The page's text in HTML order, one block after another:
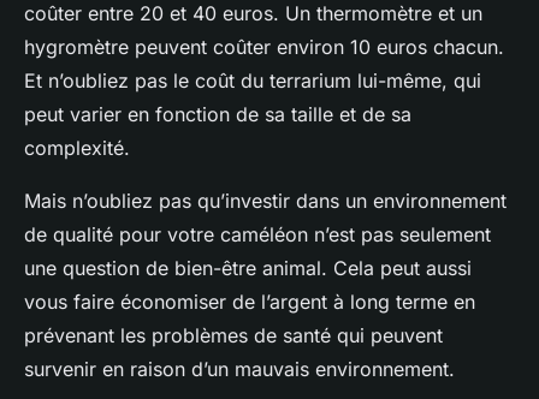
coûter entre 20 et 40 euros. Un thermomètre et un
hygromètre peuvent coûter environ 10 euros chacun.
Et n’oubliez pas le coût du terrarium lui-même, qui
peut varier en fonction de sa taille et de sa
complexité.
Mais n’oubliez pas qu’investir dans un environnement
de qualité pour votre caméléon n’est pas seulement
une question de bien-être animal. Cela peut aussi
vous faire économiser de l’argent à long terme en
prévenant les problèmes de santé qui peuvent
survenir en raison d’un mauvais environnement.